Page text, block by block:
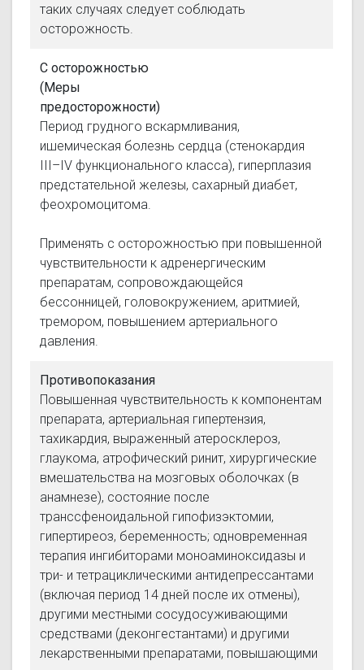
таких случаях следует соблюдать
осторожность.
С осторожностью
(Меры
предосторожности)
Период грудного вскармливания,
ишемическая болезнь сердца (стенокардия
III–IV функционального класса), гиперплазия
предстательной железы, сахарный диабет,
феохромоцитома.
Применять с осторожностью при повышенной
чувствительности к адренергическим
препаратам, сопровождающейся
бессонницей, головокружением, аритмией,
тремором, повышением артериального
давления.
Противопоказания
Повышенная чувствительность к компонентам
препарата, артериальная гипертензия,
тахикардия, выраженный атеросклероз,
глаукома, атрофический ринит, хирургические
вмешательства на мозговых оболочках (в
анамнезе), состояние после
транссфеноидальной гипофизэктомии,
гипертиреоз, беременность; одновременная
терапия ингибиторами моноаминоксидазы и
три- и тетрациклическими антидепрессантами
(включая период 14 дней после их отмены),
другими местными сосудосуживающими
средствами (деконгестантами) и другими
лекарственными препаратами, повышающими